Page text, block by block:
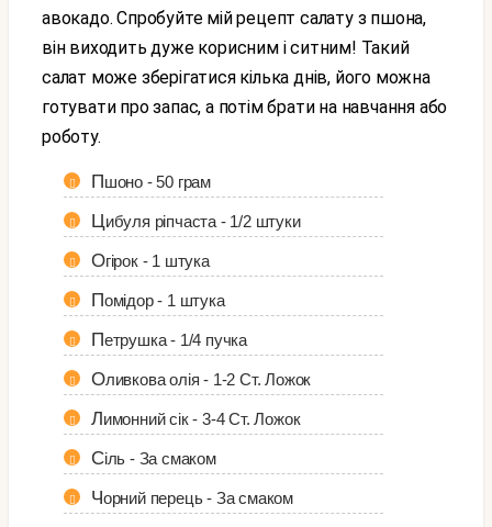
авокадо. Спробуйте мій рецепт салату з пшона,
він виходить дуже корисним і ситним! Такий
салат може зберігатися кілька днів, його можна
готувати про запас, а потім брати на навчання або
роботу.
Пшоно - 50 грам
Цибуля ріпчаста - 1/2 штуки
Огірок - 1 штука
Помідор - 1 штука
Петрушка - 1/4 пучка
Оливкова олія - 1-2 Ст. Ложок
Лимонний сік - 3-4 Ст. Ложок
Сіль - За смаком
Чорний перець - За смаком